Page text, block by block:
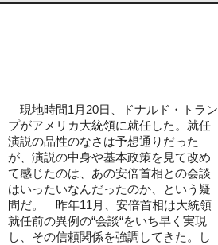
現地時間1月20日、ドナルド・トラン
プがアメリカ大統領に就任した。就任
演説の品性のなさは予想通りだった
が、演説の中身や基本政策を見て改め
て感じたのは、あの安倍首相との会談
はいったいなんだったのか、という疑
問だ。 昨年11月、安倍首相は大統領
就任前の異例の“会談“をいち早く実現
し、その信頼関係を強調してきた。し